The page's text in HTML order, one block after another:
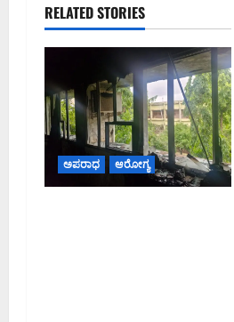
RELATED STORIES
ಅಪರಾಧ ಆರೋಗ್ಯ